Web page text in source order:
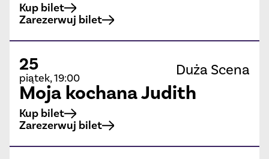
Kup bilet
Zarezerwuj bilet
25
piątek, 19:00
Moja kochana Judith
Duża Scena
Kup bilet
Zarezerwuj bilet